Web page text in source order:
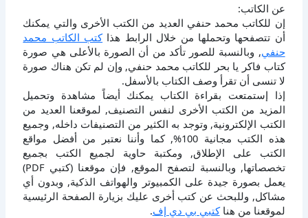
عن الكاتب:
إن للكاتب محمد حنفي العديد من الكتب الأخرى والتي يمكنك
أن تتصفحها وتحملها من خلال الرابط هذاكتب الكاتب محمد
حنفي, وبالنسبة للصور تأكد من أن الصورة بالأعلى هي صورة
كتاب فاكر يا بحر للكاتب محمد حنفي, وإن لم تكن هناك صورة
لا تنسى أن تقرأ وصف الكتاب بالأسفل.
إذا إستمتعت بقراءة الكتاب يمكنك أيضاً مشاهدة وتحميل
المزيد من الكتب الأخرى لنفس التصنيف, لموقعنا العديد من
الكتب الإلكترونية, وتوجد به الكثير من التصنيفات داخله, وجميع
هذه الكتب مجانية 100%, كما وأننا نعتبر من أفضل مواقع
الكتب على الإطلاق, ومكتبة حاوية لجميع الكتب بجميع
تخصصاتها, وبالنسبة لتصفح الموقع, فإن موقعنا (كتبي PDF)
يعمل بصورة جيدة على الكمبيوتر والهواتف الذكية, وبدون أي
مشاكل, وللبحث عن كتب أخرى عليك بزيارة الصفحة الرئيسية
لموقعنا من هناكتبي بي دي إف.